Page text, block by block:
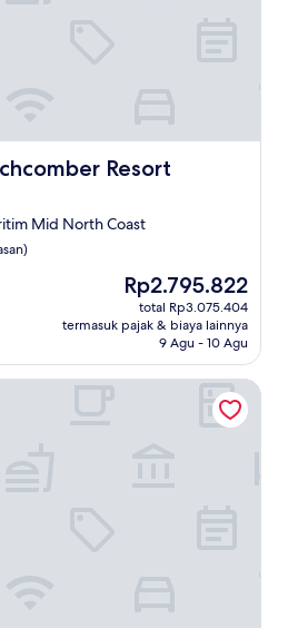
Resort
Resort
Mid North Coast
Harga
sekarang
Rp2.795.822
Rp2.795.822
total Rp3.075.404
termasuk pajak & biaya lainnya
9 Agu - 10 Agu
Port Macquarie